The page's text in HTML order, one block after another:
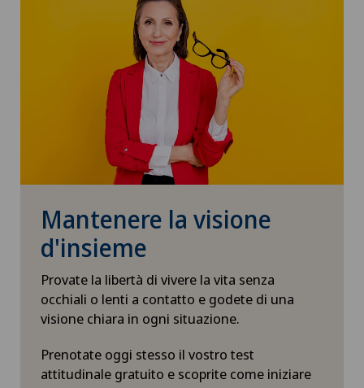
Mantenere la visione
d'insieme
Provate la libertà di vivere la vita senza
occhiali o lenti a contatto e godete di una
visione chiara in ogni situazione.
Prenotate oggi stesso il vostro test
attitudinale gratuito e scoprite come iniziare